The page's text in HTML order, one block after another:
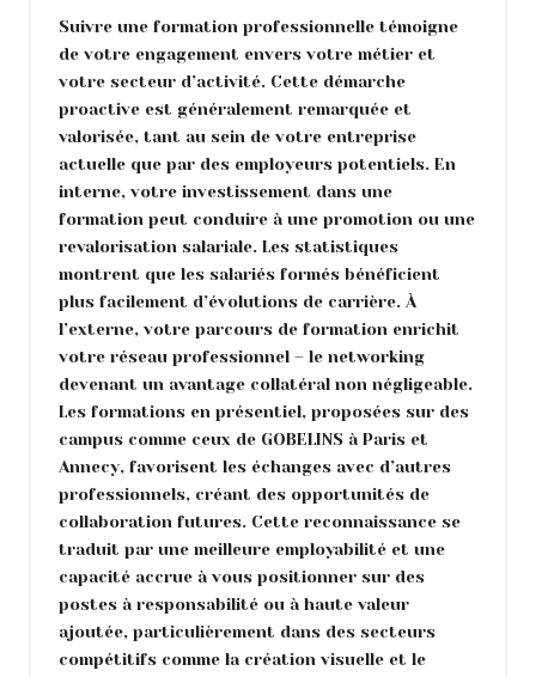
Suivre une formation professionnelle témoigne
de votre engagement envers votre métier et
votre secteur d’activité. Cette démarche
proactive est généralement remarquée et
valorisée, tant au sein de votre entreprise
actuelle que par des employeurs potentiels. En
interne, votre investissement dans une
formation peut conduire à une promotion ou une
revalorisation salariale. Les statistiques
montrent que les salariés formés bénéficient
plus facilement d’évolutions de carrière. À
l’externe, votre parcours de formation enrichit
votre réseau professionnel – le networking
devenant un avantage collatéral non négligeable.
Les formations en présentiel, proposées sur des
campus comme ceux de GOBELINS à Paris et
Annecy, favorisent les échanges avec d’autres
professionnels, créant des opportunités de
collaboration futures. Cette reconnaissance se
traduit par une meilleure employabilité et une
capacité accrue à vous positionner sur des
postes à responsabilité ou à haute valeur
ajoutée, particulièrement dans des secteurs
compétitifs comme la création visuelle et le